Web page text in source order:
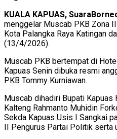
KUALA KAPUAS,
menggelar Muscab PKB Zona
Kota Palangka Raya Katingan
(13/4/2026).
Muscab PKB bertempat di
Kapuas Senin dibuka resmi
PKB Tommy Kurniawan.
Muscab dihadiri Bupati Kapuas
Kalteng Rahmanto Muhidin
Sekda Kapuas Usis I Sangkai
II Pengurus Partai Politik serta